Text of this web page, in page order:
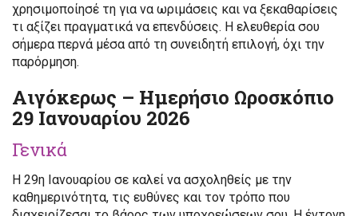
χρησιμοποίησέ τη για να ωριμάσεις και να ξεκαθαρίσεις
τι αξίζει πραγματικά να επενδύσεις. Η ελευθερία σου
σήμερα περνά μέσα από τη συνειδητή επιλογή, όχι την
παρόρμηση.
Αιγόκερως – Ημερήσιο Ωροσκόπιο
29 Ιανουαρίου 2026
Γενικά
Η 29η Ιανουαρίου σε καλεί να ασχοληθείς με την
καθημερινότητα, τις ευθύνες και τον τρόπο που